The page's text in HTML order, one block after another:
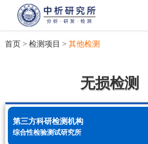
首页 > 检测项目 > 其他检测
无损检测
第三方科研检测机构
综合性检验测试研究所